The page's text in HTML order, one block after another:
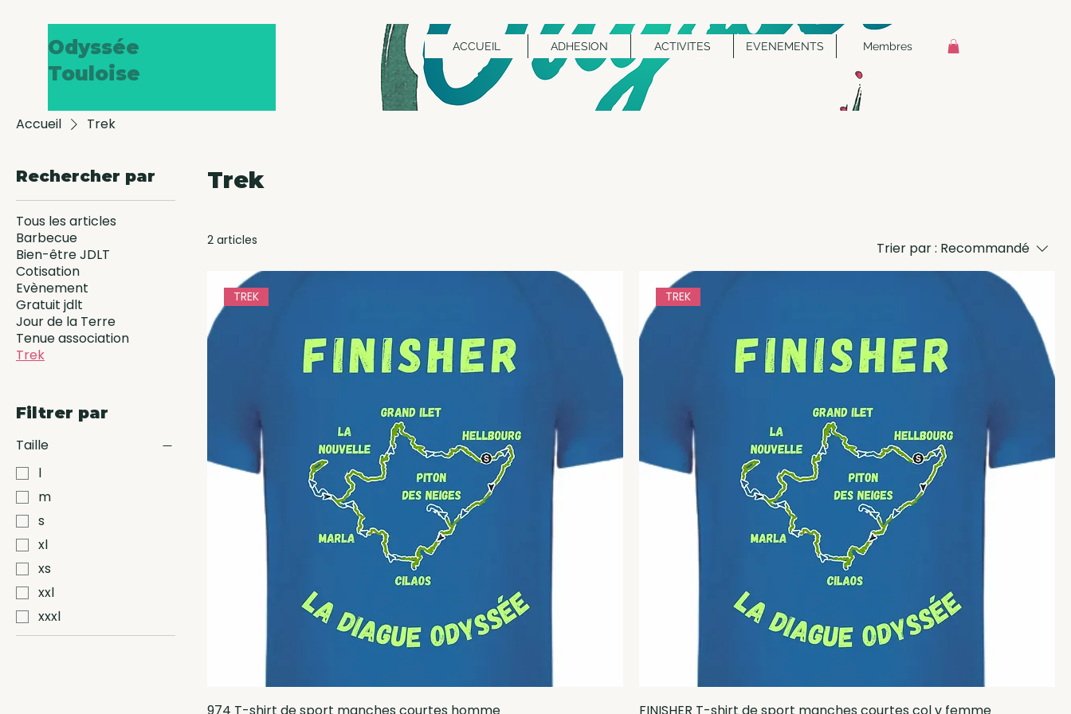
Odyssée
Touloise
ACCUEIL ADHESION ACTIVITES EVENEMENTS Membres
Accueil Trek
Rechercher par
Tous les articles
Barbecue
Bien-être JDLT
Cotisation
Evènement
Gratuit jdlt
Jour de la Terre
Tenue association
Trek
Filtrer par
Taille
l
m
s
xl
xs
xxl
xxxl
Trek
2 articles Trier par : Recommandé
TREK TREK